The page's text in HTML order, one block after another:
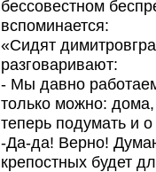
бессовестном
вспоминается:
«Сидят
разговаривают:
- Мы давно
только можно:
теперь подумать и
-Да-да! Верно!
крепостных будет